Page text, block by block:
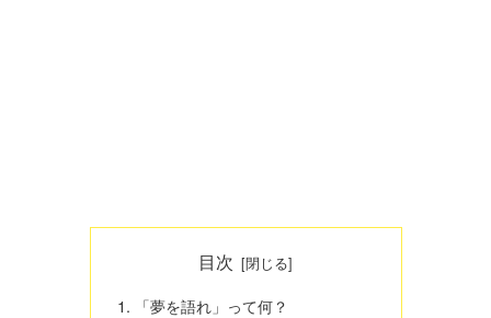
目次
「夢を語れ」って何？